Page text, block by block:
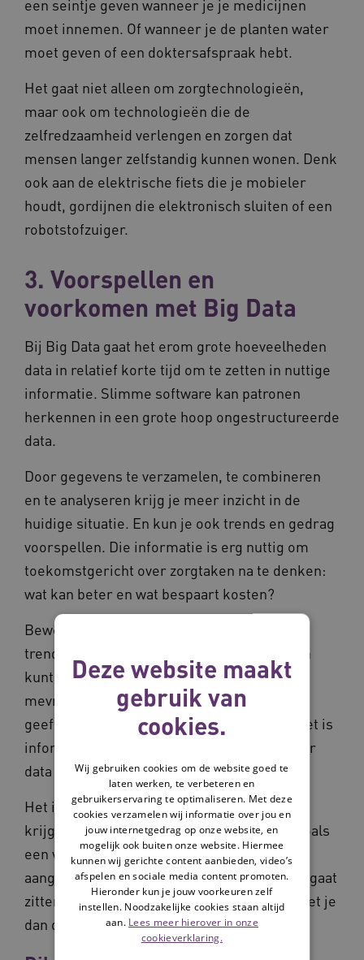
een seintje geven wanneer je je medicijnen
moet innemen. Of wanneer je de planten water
moet geven of een doktersafspraak hebt.
Het gaat niet alleen om zorgtechnologieën,
maar ook om technologieën die de
zelfredzaamheid verlengen en zorgen dat
mensen langer zelfstandig kunnen wonen. Denk
ook aan de elektrische fiets die je mobieler
houdt, gordijnen die elektronisch sluiten of een
robotstofzuiger.
3. Voorspellen en
voorkomen met Big Data
Bij Big Data gaat het erom grote hoeveelheden
data in relatief korte tijd om te zetten in nuttige
informatie. Slimme software kan patronen
herkennen in een grote hoop ongestructureerde
data.
Door gegevens te verzamelen, te combineren
en te analyseren krijg je meer inzicht in de
huidige situatie. En kun je ook trends en gedrag
voorspellen. Die informatie is erg nuttig om
toekomstgericht over zorgtaken na te denken:
wat kan beter en wat bespaart kosten?
Bewegingssensoren kunnen bijvoorbeeld
trends tonen waaruit je belangrijke signalen
kunt herkennen. Laat een trendlijn zien dat
mevrouw steeds langer in haar stoel zit, dan
geeft dit een signaal over haar mobiliteit. Het is
informatie over 'achteruitgang' die je zonder
data vaak pas veel later opmerkt.
Het is ook heel waardevol om informatie te
krijgen waarmee je iets kunt voorkomen, zoals
een val. Bijvoorbeeld een bedsensor die
aangeeft dat iemand op de rand van het bed gaat
zitten. Bij iemand met wankel evenwicht weet je
dan dat je snel moet gaan helpen.
Deze website maakt
gebruik van
cookies.
Wij gebruiken cookies om de website goed te
laten werken, te verbeteren en
gebruikerservaring te optimaliseren. Met deze
cookies verzamelen wij informatie over jou en
jouw internetgedrag op onze website, en
mogelijk ook buiten onze website. Hiermee
kunnen wij gerichte content aanbieden, video’s
afspelen en sociale media content promoten.
Hieronder kun je jouw voorkeuren zelf
instellen. Noodzakelijke cookies staan altijd
aan. Lees meer hierover in onze
cookieverklaring.